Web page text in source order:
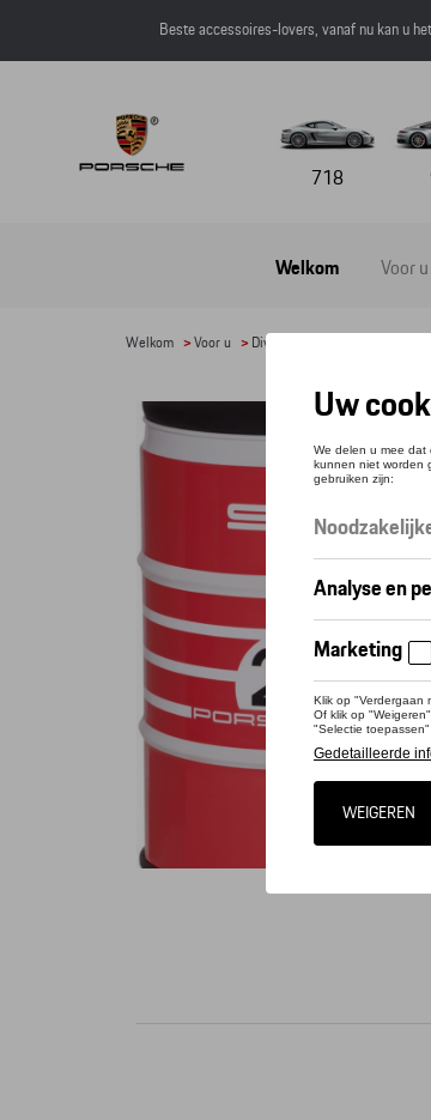
Beste accessoires-lovers, vanaf nu kan u
718
Welkom Voor u
Welkom >Voor u > Divers